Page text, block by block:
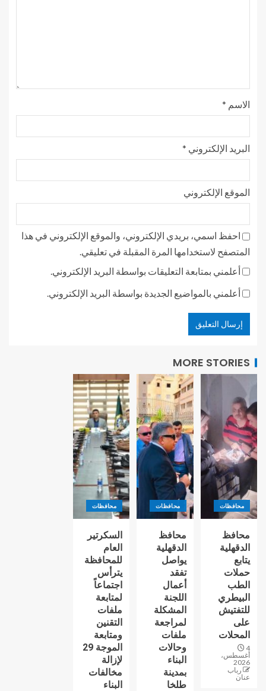
الاسم *
البريد الإلكتروني *
الموقع الإلكتروني
احفظ اسمي، بريدي الإلكتروني، والموقع الإلكتروني في هذا
المتصفح لاستخدامها المرة المقبلة في تعليقي.
أعلمني بمتابعة التعليقات بواسطة البريد الإلكتروني.
أعلمني بالمواضيع الجديدة بواسطة البريد الإلكتروني.
MORE STORIES
محافظات
محافظ
الدقهلية
يتابع
حملات
الطب
البيطري
للتفتيش
على
المحلات
4
أغسطس،
2026
رباب
عنان
محافظات
محافظ
الدقهلية
يواصل
تفقد
أعمال
اللجنة
المشكلة
لمراجعة
ملفات
وحالات
البناء
بمدينة
طلخا
محافظات
السكرتير
العام
للمحافظة
يترأس
اجتماعاً
لمتابعة
ملفات
التقنين
ومتابعة
الموجة 29
لإزالة
مخالفات
البناء